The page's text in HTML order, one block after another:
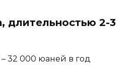
длительностью 2-3
32 000 юаней в год